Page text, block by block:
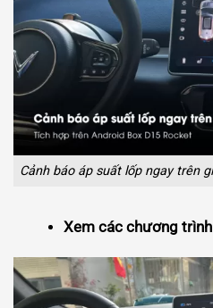
Cảnh báo áp suất lốp ngay trên
Xem các chương trình